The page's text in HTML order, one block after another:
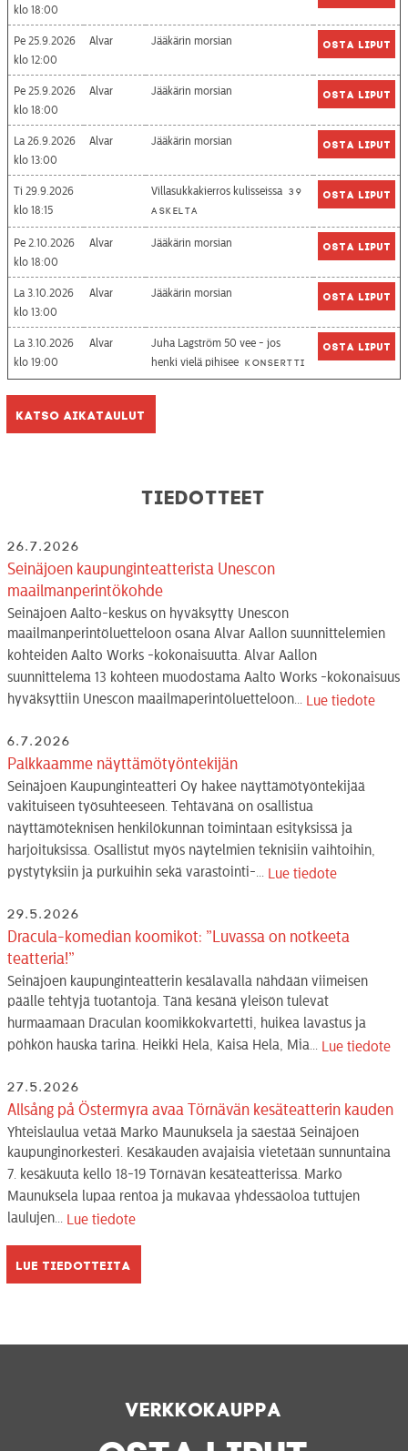
18:00
Pe 25.9.2026
12:00
Alvar Jääkärin morsian Osta liput
Pe 25.9.2026
18:00
Alvar Jääkärin morsian Osta liput
La 26.9.2026
13:00
Alvar Jääkärin morsian Osta liput
Ti 29.9.2026
18:15
Villasukkakierros kulisseissa 39
askelta
Osta liput
Pe 2.10.2026
18:00
Alvar Jääkärin morsian Osta liput
La 3.10.2026
13:00
Alvar Jääkärin morsian Osta liput
La 3.10.2026
19:00
Alvar
Juha Lagström 50 vee - jos
henki vielä pihisee Konsertti
Osta liput
Katso aikataulut
Tiedotteet
26.7.2026
Seinäjoen kaupunginteatterista Unescon
maailmanperintökohde
Seinäjoen Aalto-keskus on hyväksytty Unescon
maailmanperintöluetteloon osana Alvar Aallon suunnittelemien
kohteiden Aalto Works -kokonaisuutta. Alvar Aallon
suunnittelema 13 kohteen muodostama Aalto Works -kokonaisuus
hyväksyttiin Unescon maailmaperintöluetteloon... Lue tiedote
6.7.2026
Palkkaamme näyttämötyöntekijän
Seinäjoen Kaupunginteatteri Oy hakee näyttämötyöntekijää
vakituiseen työsuhteeseen. Tehtävänä on osallistua
näyttämöteknisen henkilökunnan toimintaan esityksissä ja
harjoituksissa. Osallistut myös näytelmien teknisiin vaihtoihin,
pystytyksiin ja purkuihin sekä varastointi-... Lue tiedote
29.5.2026
Dracula-komedian koomikot: ”Luvassa on notkeeta
teatteria!”
Seinäjoen kaupunginteatterin kesälavalla nähdään viimeisen
päälle tehtyjä tuotantoja. Tänä kesänä yleisön tulevat
hurmaamaan Draculan koomikkokvartetti, huikea lavastus ja
pöhkön hauska tarina. Heikki Hela, Kaisa Hela, Mia... Lue tiedote
27.5.2026
Allsång på Östermyra avaa Törnävän kesäteatterin kauden
Yhteislaulua vetää Marko Maunuksela ja säestää Seinäjoen
kaupunginorkesteri. Kesäkauden avajaisia vietetään sunnuntaina
7. kesäkuuta kello 18-19 Törnävän kesäteatterissa. Marko
Maunuksela lupaa rentoa ja mukavaa yhdessäoloa tuttujen
laulujen... Lue tiedote
Lue tiedotteita
Verkkokauppa